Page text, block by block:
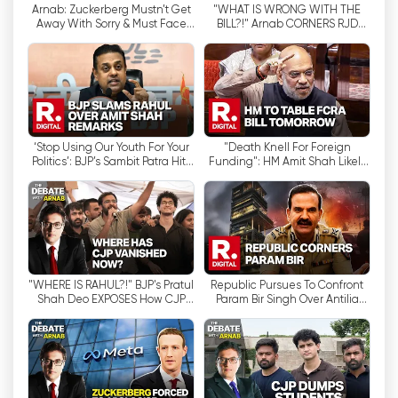
Возможность просмотра прямых трансляций
доступным для широкой аудитории как в Индии,
так и за ее пределами. Всего несколько
щелчков мышью - и зрители могут смотреть
программы телеканала из любой точки мира,
не пропуская последних новостей и
дискуссий.
Правая идеология телеканала вызывает как
одобрение, так и критику. Сторонники канала
ценят его смелую и безапелляционную
позицию по национальным вопросам, критики
же утверждают, что ему не хватает
объективности, и он часто пропагандирует
необъективную картину. Однако эти споры
только способствуют росту популярности
телеканала, так как он продолжает
привлекать к себе преданных зрителей,
Arnab: Zuckerberg Mustn’t Get
Away With Sorry & Must Face
Public Gaze
"WHAT IS WRONG WITH THE
BILL?!" Arnab CORNERS RJD
The Debate
‘Stop Using Our Youth For Your
Politics’: BJP’s Sambit Patra Hits
"Death Knell For Foreign
Funding": HM Amit Shah Likely
Tomorrow
"WHERE IS RAHUL?!" BJP's Pratul
Shah Deo EXPOSES How CJP
Republic Pursues To Confront
Param Bir Singh Over Antilia